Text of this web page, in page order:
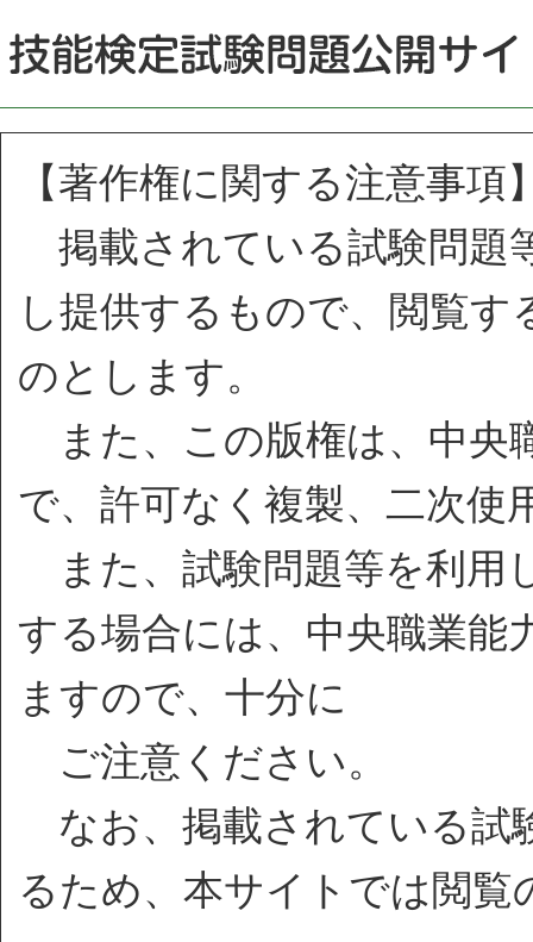
【著作権に関する注意事項
掲載されている試験問題
し提供するもので、閲覧
のとします。
また、この版権は、中央
で、許可なく複製、二次使
また、試験問題等を利用
する場合には、中央職業能
ますので、十分に
ご注意ください。
なお、掲載されている試
るため、本サイトでは閲